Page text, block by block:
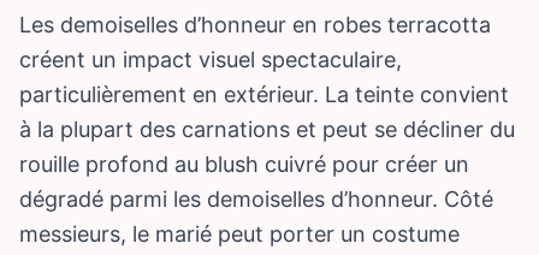
Les demoiselles d’honneur en robes terracotta
créent un impact visuel spectaculaire,
particulièrement en extérieur. La teinte convient
à la plupart des carnations et peut se décliner du
rouille profond au blush cuivré pour créer un
dégradé parmi les demoiselles d’honneur. Côté
messieurs, le marié peut porter un costume